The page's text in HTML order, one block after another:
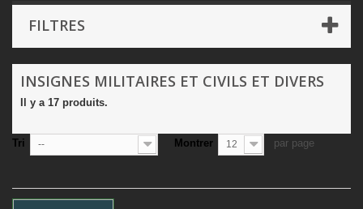
FILTRES
INSIGNES MILITAIRES ET CIVILS ET DIVERS
Il y a 17 produits.
Tri -- Montrer 12 par page